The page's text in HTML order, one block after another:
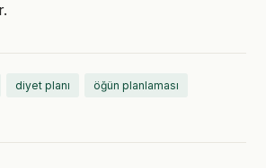
diyet planı öğün planlaması